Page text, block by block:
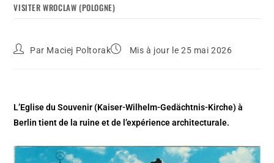
VISITER WROCLAW (POLOGNE)
Par Maciej Poltorak Mis à jour le 25 mai 2026
L’Eglise du Souvenir (Kaiser-Wilhelm-Gedächtnis-Kirche) à
Berlin tient de la ruine et de l’expérience architecturale.